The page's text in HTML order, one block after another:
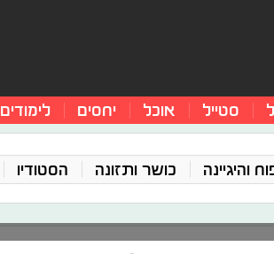
סטייל אוכל יחסים לימודים
והיגיינה כושר ותזונה הסטודיו